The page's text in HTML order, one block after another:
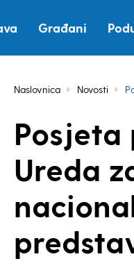
Građani
Naslovnica Novosti
Ureda